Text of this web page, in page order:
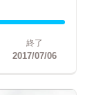
終了
2017/07/06